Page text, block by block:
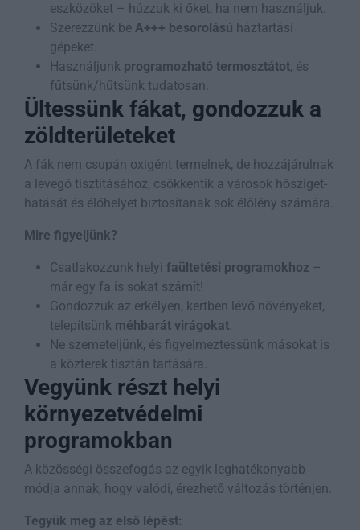
eszközöket – húzzuk ki őket, ha nem használjuk.
Szerezzünk be A+++ besorolású háztartási
gépeket.
Használjunk programozható termosztátot, és
fűtsünk/hűtsünk tudatosan.
Ültessünk fákat, gondozzuk a
zöldterületeket
A fák nem csupán oxigént termelnek, de hozzájárulnak
a levegő tisztításához, csökkentik a városok hősziget-
hatását és élőhelyet biztosítanak sok élőlény számára.
Mire figyeljünk?
Csatlakozzunk helyi faültetési programokhoz –
már egy fa is sokat számít!
Gondozzuk az erkélyen, kertben lévő növényeket,
telepítsünk méhbarát virágokat.
Ne szemeteljünk, és figyelmeztessünk másokat is
a közterek tisztán tartására.
Vegyünk részt helyi
környezetvédelmi
programokban
A közösségi összefogás az egyik leghatékonyabb
módja annak, hogy valódi, érezhető változás történjen.
Tegyük meg az első lépést: